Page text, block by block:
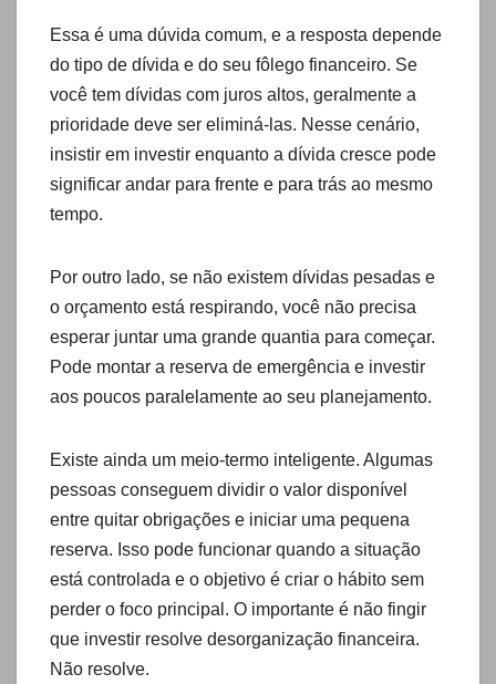
Essa é uma dúvida comum, e a resposta depende
do tipo de dívida e do seu fôlego financeiro. Se
você tem dívidas com juros altos, geralmente a
prioridade deve ser eliminá-las. Nesse cenário,
insistir em investir enquanto a dívida cresce pode
significar andar para frente e para trás ao mesmo
tempo.
Por outro lado, se não existem dívidas pesadas e
o orçamento está respirando, você não precisa
esperar juntar uma grande quantia para começar.
Pode montar a reserva de emergência e investir
aos poucos paralelamente ao seu planejamento.
Existe ainda um meio-termo inteligente. Algumas
pessoas conseguem dividir o valor disponível
entre quitar obrigações e iniciar uma pequena
reserva. Isso pode funcionar quando a situação
está controlada e o objetivo é criar o hábito sem
perder o foco principal. O importante é não fingir
que investir resolve desorganização financeira.
Não resolve.